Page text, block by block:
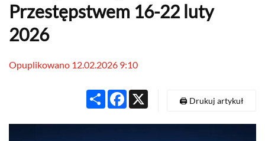
Przestępstwem 16-22 luty
2026
Opuplikowano 12.02.2026 9:10
Share Facebook
🖨️ Drukuj artykuł